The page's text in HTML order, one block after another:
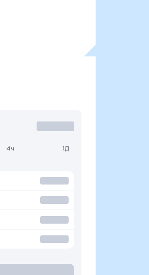
4ч 1Д